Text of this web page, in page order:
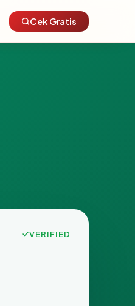
Cek Gratis
VERIFIED